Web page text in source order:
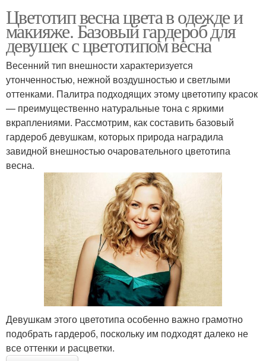
Цветотип весна цвета в одежде и
макияже. Базовый гардероб для
девушек с цветотипом весна
Весенний тип внешности характеризуется
утонченностью, нежной воздушностью и светлыми
оттенками. Палитра подходящих этому цветотипу красок
— преимущественно натуральные тона с яркими
вкраплениями. Рассмотрим, как составить базовый
гардероб девушкам, которых природа наградила
завидной внешностью очаровательного цветотипа
весна.
Девушкам этого цветотипа особенно важно грамотно
подобрать гардероб, поскольку им подходят далеко не
все оттенки и расцветки.